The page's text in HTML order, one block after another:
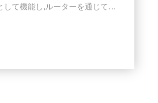
て機能し,ルーターを通じてサ
には,コアレイヤスイッチは大